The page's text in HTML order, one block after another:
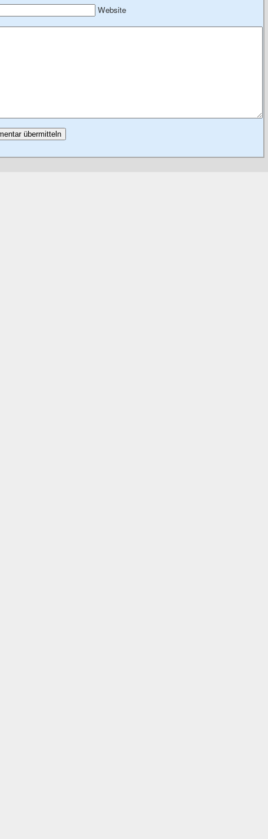
Website